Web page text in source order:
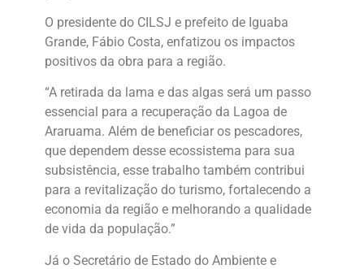
O presidente do CILSJ e prefeito de Iguaba
Grande, Fábio Costa, enfatizou os impactos
positivos da obra para a região.
“A retirada da lama e das algas será um passo
essencial para a recuperação da Lagoa de
Araruama. Além de beneficiar os pescadores,
que dependem desse ecossistema para sua
subsistência, esse trabalho também contribui
para a revitalização do turismo, fortalecendo a
economia da região e melhorando a qualidade
de vida da população.”
Já o Secretário de Estado do Ambiente e